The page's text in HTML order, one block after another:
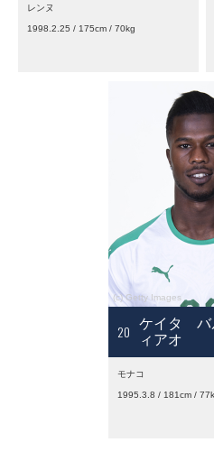
レンヌ
1998.2.25 / 175cm / 70kg
20
ケイタ
ィアオ
モナコ
1995.3.8 / 181cm /